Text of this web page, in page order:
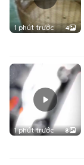
1 phút trước 4
1 phút trước 8